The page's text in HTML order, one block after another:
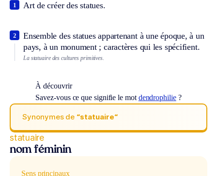
Art de créer des statues.
1
Ensemble des statues appartenant à une époque, à un
pays, à un monument ; caractères qui les spécifient.
2
La statuaire des cultures primitives.
À découvrir
Savez-vous ce que signifie le mot dendrophilie?
Synonymes de “statuaire“
statuaire
nom féminin
Sens principaux